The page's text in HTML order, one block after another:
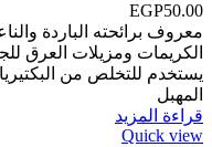
EGP50.00
معروف برائحته الباردة
الكريمات ومزيلات العرق
يستخدم للتخلص من
المهبل
قراءة المزيد
Quick view